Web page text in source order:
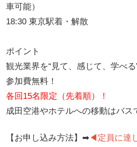
車可能）
18:30 東京駅着・解散
ポイント
観光業界を“見て、感じて、学べる
参加費無料！
各回15名限定（先着順）！
成田空港やホテルへの移動はバス
【お申し込み方法】➡︎◀︎ 定員に達